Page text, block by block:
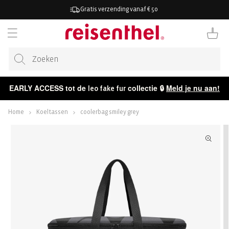
Gratis verzending vanaf € 50
EARLY ACCESS tot de leo fake fur collectie 🔒 Meld je nu aan!
Home Koeltassen coolerbag smiley grey